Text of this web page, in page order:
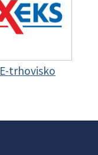
E-trhovisko